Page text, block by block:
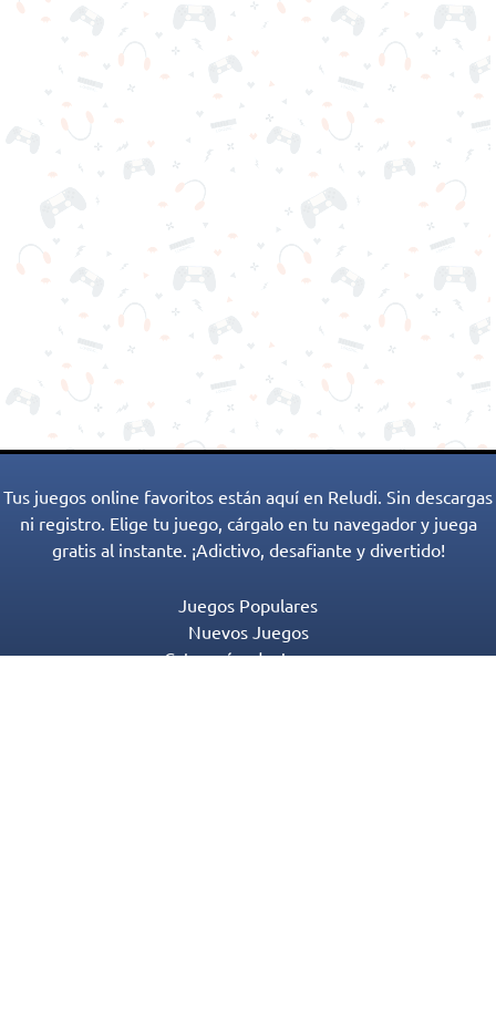
Tus juegos online favoritos están aquí en Reludi. Sin descargas
ni registro. Elige tu juego, cárgalo en tu navegador y juega
gratis al instante. ¡Adictivo, desafiante y divertido!
Juegos Populares
Nuevos Juegos
Categorías de Juegos